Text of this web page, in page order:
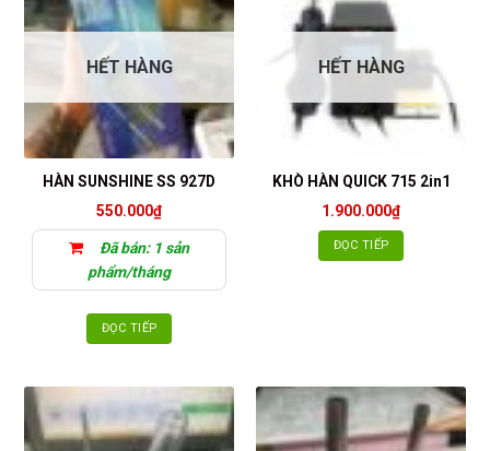
HẾT HÀNG
HÀN SUNSHINE SS 927D
550.000₫
Đã bán: 1 sản
phẩm/tháng
ĐỌC TIẾP
HẾT HÀNG
KHÒ HÀN QUICK 715 2in1
1.900.000₫
ĐỌC TIẾP